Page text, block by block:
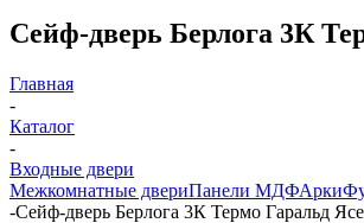
Сейф-дверь Берлога 3К
Главная
-
Каталог
-
Входные двери
Межкомнатные двериПанели МДФАрки
-Сейф-дверь Берлога 3К Термо Гаральд